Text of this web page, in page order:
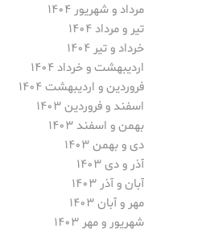
مرداد و شهریور ۱۴۰۴
تیر و مرداد ۱۴۰۴
خرداد و تیر ۱۴۰۴
اردیبهشت و خرداد ۱۴۰۴
فروردین و اردیبهشت ۱۴۰۴
اسفند و فروردین ۱۴۰۳
بهمن و اسفند ۱۴۰۳
دی و بهمن ۱۴۰۳
آذر و دی ۱۴۰۳
آبان و آذر ۱۴۰۳
مهر و آبان ۱۴۰۳
شهریور و مهر ۱۴۰۳